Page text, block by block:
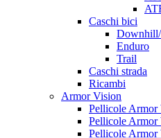
Caschi bici
Enduro
Trail
Caschi strada
Ricambi
Armor Vision
Pellicole Armor
Pellicole Armor
Pellicole Armor